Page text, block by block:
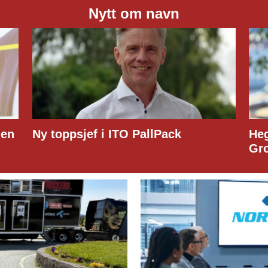
Nytt om navn
Hege Lindberg til Customs